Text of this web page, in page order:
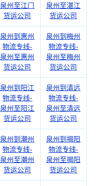
泉州至江门
货运公司
泉州至湛江
货运公司
泉州到惠州
物流专线-
泉州至惠州
货运公司
泉州到梅州
物流专线-
泉州至梅州
货运公司
泉州到阳江
物流专线-
泉州至阳江
货运公司
泉州到清远
物流专线-
泉州至清远
货运公司
泉州到潮州
物流专线-
泉州至潮州
货运公司
泉州到揭阳
物流专线-
泉州至揭阳
货运公司